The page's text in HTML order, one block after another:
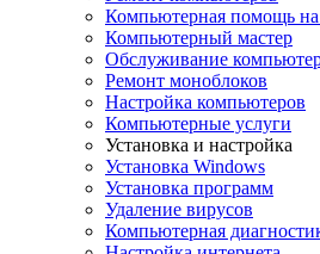
Компьютерная помощь
Компьютерный мастер
Обслуживание
Ремонт моноблоков
Настройка компьютеров
Компьютерные услуги
Установка и настройка
Установка Windows
Установка программ
Удаление вирусов
Компьютерная